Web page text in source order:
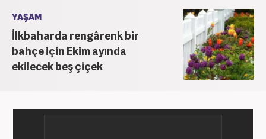
YAŞAM
İlkbaharda rengârenk bir
bahçe için Ekim ayında
ekilecek beş çiçek